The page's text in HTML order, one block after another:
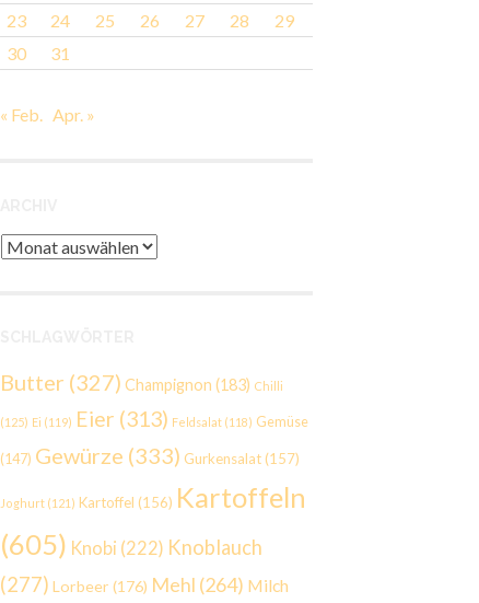
23
24 25 26 27 28
29
30
31
« Feb. Apr. »
Archiv
Butter (327) Champignon (183) Chilli
(125) Ei (119) Eier (313) Feldsalat (118) Gemüse
(147) Gewürze (333) Gurkensalat (157)
Joghurt (121) Kartoffel (156) Kartoffeln
(605) Knobi (222) Knoblauch
(277) Lorbeer (176) Mehl (264) Milch